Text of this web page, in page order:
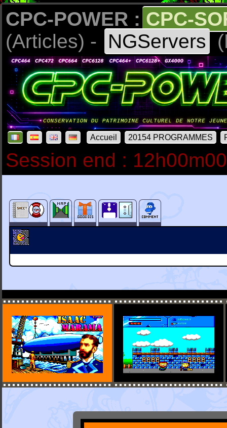
CPC-POWER : CPC-
(Articles) -
NGServers
Accueil 20154 PROGRAMMES
Session end :